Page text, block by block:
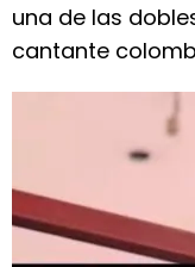
una de las
cantante